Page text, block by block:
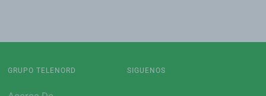
GRUPO TELENORD SIGUENOS